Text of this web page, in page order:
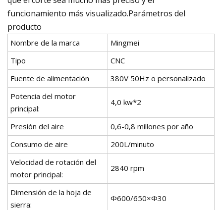
funcionamiento más visualizado.Parámetros del
producto
Nombre de la marca
Mingmei
Tipo
CNC
Fuente de alimentación
380V 50Hz o personalizado
Potencia del motor
principal:
4,0 kw*2
Presión del aire
0,6-0,8 millones por año
Consumo de aire
200L/minuto
Velocidad de rotación del
motor principal:
2840 rpm
Dimensión de la hoja de
sierra:
Φ600/650×Φ30